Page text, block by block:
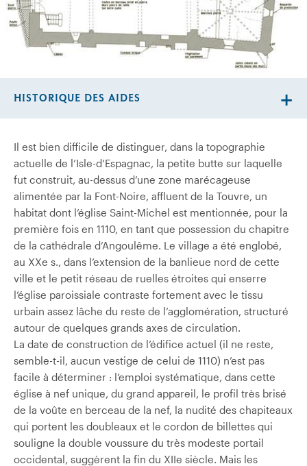
Il est bien difficile de distinguer, dans la topographie
actuelle de l’Isle-d’Espagnac, la petite butte sur laquelle
fut construit, au-dessus d’une zone marécageuse
alimentée par la Font-Noire, affluent de la Touvre, un
habitat dont l’église Saint-Michel est mentionnée, pour la
première fois en 1110, en tant que possession du chapitre
de la cathédrale d’Angoulême. Le village a été englobé,
au XXe s., dans l’extension de la banlieue nord de cette
ville et le petit réseau de ruelles étroites qui enserre
l’église paroissiale contraste fortement avec le tissu
urbain assez lâche du reste de l’agglomération, structuré
autour de quelques grands axes de circulation.
La date de construction de l’édifice actuel (il ne reste,
semble-t-il, aucun vestige de celui de 1110) n’est pas
facile à déterminer : l’emploi systématique, dans cette
église à nef unique, du grand appareil, le profil très brisé
de la voûte en berceau de la nef, la nudité des chapiteaux
qui portent les doubleaux et le cordon de billettes qui
souligne la double voussure du très modeste portail
occidental, suggèrent la fin du XIIe siècle. Mais les
HISTORIQUE DES AIDES